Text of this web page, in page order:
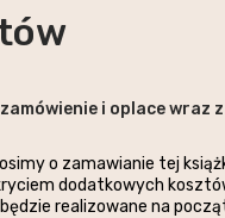
i oplace
o zamawianie tej
dodatkowych
realizowane na